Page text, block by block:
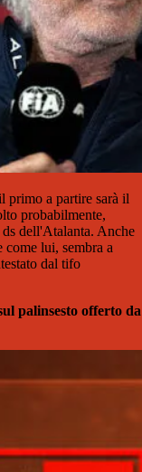
primo a partire sarà il
probabilmente,
ds dell'Atalanta. Anche
come lui, sembra a
dal tifo
palinsesto offerto da